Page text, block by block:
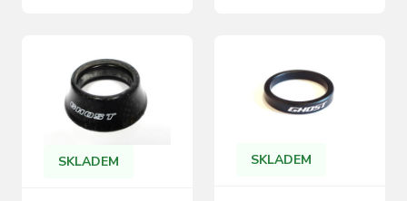
logem FORCE
hmotnost: 64 g
baleno v sáčku
SKLADEM SKLADEM